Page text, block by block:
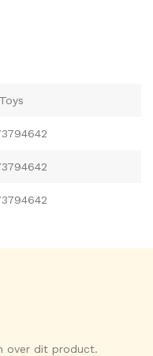
over dit product.